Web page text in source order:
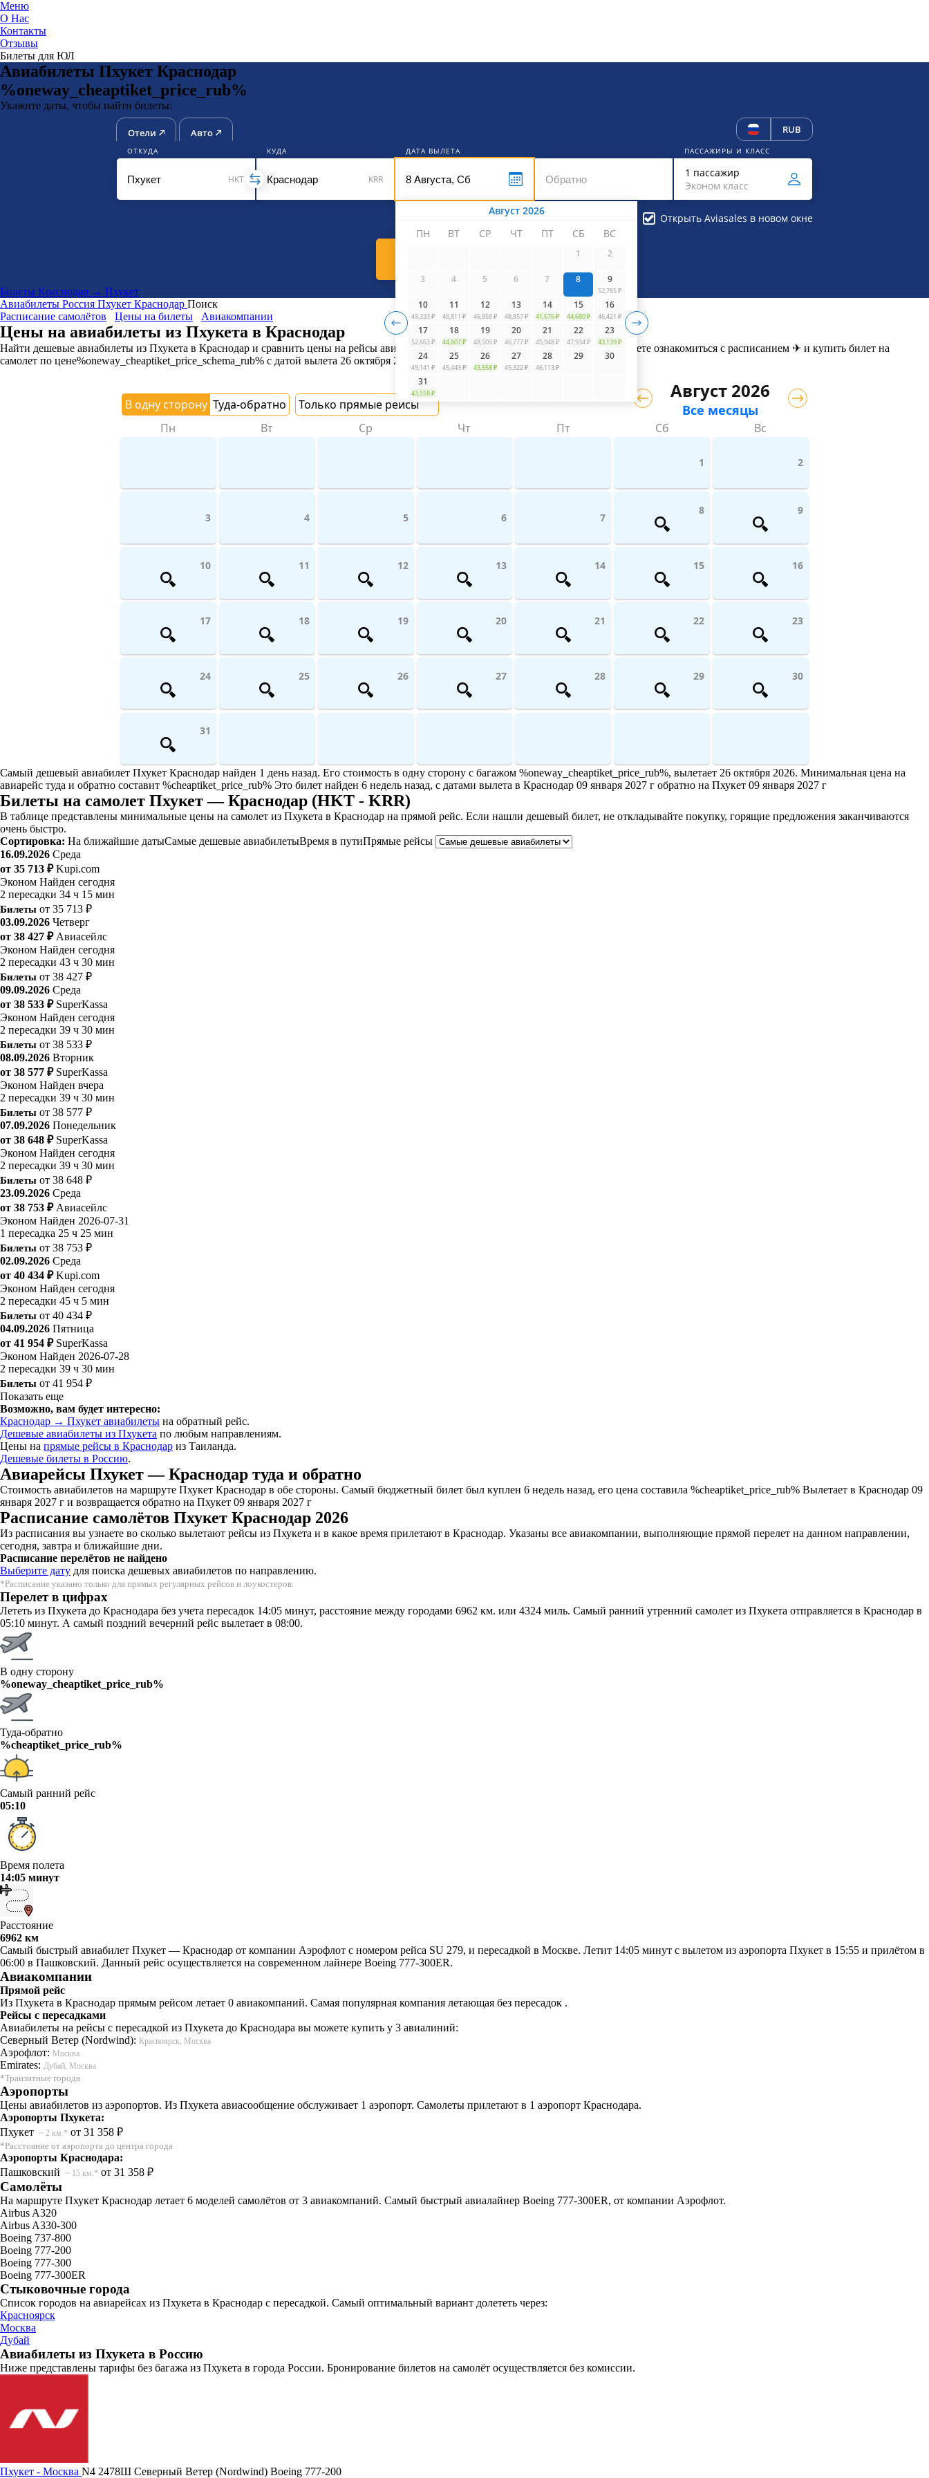
ЮниТикет
Меню
О Нас
Контакты
Отзывы
Билеты для ЮЛ
Авиабилеты Пхукет Краснодар
%oneway_cheaptiket_price_rub%
Укажите даты, чтобы найти билеты:
Отели Авто RUB
ОТКУДА
HKT
КУДА
KRR
ДАТА ВЫЛЕТА
Август 2026
ПН
ВТ СР ЧТ ПТ СБ ВС
1 2
3 4 5 6 7 8 9
52,785 ₽
10
49,333 ₽
11
48,811 ₽
12
46,858 ₽
13
48,857 ₽
14
41,676 ₽
15
44,680 ₽
16
46,421 ₽
17
52,663 ₽
18
44,807 ₽
19
48,509 ₽
20
46,777 ₽
21
45,948 ₽
22
47,934 ₽
23
43,139 ₽
24
49,141 ₽
25
45,443 ₽
26
43,558 ₽
27
45,322 ₽
28
46,113 ₽
29 30
31
43,558 ₽
ПАССАЖИРЫ И КЛАСС
1 пассажир
Эконом класс
Открыть Aviasales в новом окне
Билеты Краснодар → Пхукет
Авиабилеты Россия Пхукет Краснодар Поиск
Расписание самолётов
Цены на билеты Авиакомпании
Цены на авиабилеты из Пхукета в Краснодар
Найти дешевые авиабилеты из Пхукета в Краснодар и сравнить цены на рейсы авиакомпаний поможет UniTicket.ru. На сайте вы можете ознакомиться с расписанием ✈ и купить билет на
самолет по цене%oneway_cheaptiket_price_schema_rub% с датой вылета 26 октября 2026.
В одну сторону Туда-обратно Только прямые рейсы
Август 2026
Все месяцы
Пн Вт Ср Чт Пт Сб Вс
1 2
3 4 5 6 7
8 9
10 11 12 13 14 15 16
17 18 19 20 21 22 23
24 25 26 27 28 29 30
31
Самый дешевый авиабилет Пхукет Краснодар найден 1 день назад. Его стоимость в одну сторону с багажом %oneway_cheaptiket_price_rub%, вылетает 26 октября 2026. Минимальная цена на
авиарейс туда и обратно составит %cheaptiket_price_rub% Это билет найден 6 недель назад, с датами вылета в Краснодар 09 января 2027 г обратно на Пхукет 09 января 2027 г
Билеты на самолет Пхукет — Краснодар (HKT - KRR)
В таблице представлены минимальные цены на самолет из Пхукета в Краснодар на прямой рейс. Если нашли дешевый билет, не откладывайте покупку, горящие предложения заканчиваются
очень быстро.
Сортировка: На ближайшие датыСамые дешевые авиабилетыВремя в путиПрямые рейсы
16.09.2026 Среда
от 35 713 ₽ Kupi.com
Эконом Найден сегодня
2 пересадки 34 ч 15 мин
Билеты от 35 713 ₽
03.09.2026 Четверг
от 38 427 ₽ Авиасейлс
Эконом Найден сегодня
2 пересадки 43 ч 30 мин
Билеты от 38 427 ₽
09.09.2026 Среда
от 38 533 ₽ SuperKassa
Эконом Найден сегодня
2 пересадки 39 ч 30 мин
Билеты от 38 533 ₽
08.09.2026 Вторник
от 38 577 ₽ SuperKassa
Эконом Найден вчера
2 пересадки 39 ч 30 мин
Билеты от 38 577 ₽
07.09.2026 Понедельник
от 38 648 ₽ SuperKassa
Эконом Найден сегодня
2 пересадки 39 ч 30 мин
Билеты от 38 648 ₽
23.09.2026 Среда
от 38 753 ₽ Авиасейлс
Эконом Найден 2026-07-31
1 пересадка 25 ч 25 мин
Билеты от 38 753 ₽
02.09.2026 Среда
от 40 434 ₽ Kupi.com
Эконом Найден сегодня
2 пересадки 45 ч 5 мин
Билеты от 40 434 ₽
04.09.2026 Пятница
от 41 954 ₽ SuperKassa
Эконом Найден 2026-07-28
2 пересадки 39 ч 30 мин
Билеты от 41 954 ₽
Показать еще
Возможно, вам будет интересно:
Краснодар → Пхукет авиабилеты на обратный рейс.
Дешевые авиабилеты из Пхукета по любым направлениям.
Цены на прямые рейсы в Краснодар из Таиланда.
Дешевые билеты в Россию.
Авиарейсы Пхукет — Краснодар туда и обратно
Стоимость авиабилетов на маршруте Пхукет Краснодар в обе стороны. Самый бюджетный билет был куплен 6 недель назад, его цена составила %cheaptiket_price_rub% Вылетает в Краснодар 09
января 2027 г и возвращается обратно на Пхукет 09 января 2027 г
Расписание самолётов Пхукет Краснодар 2026
Из расписания вы узнаете во сколько вылетают рейсы из Пхукета и в какое время прилетают в Краснодар. Указаны все авиакомпании, выполняющие прямой перелет на данном направлении,
сегодня, завтра и ближайшие дни.
Расписание перелётов не найдено
Выберите дату для поиска дешевых авиабилетов по направлению.
*Расписание указано только для прямых регулярных рейсов и лоукостеров.
Перелет в цифрах
Лететь из Пхукета до Краснодара без учета пересадок 14:05 минут, расстояние между городами 6962 км. или 4324 миль. Самый ранний утренний самолет из Пхукета отправляется в Краснодар в
05:10 минут. А самый поздний вечерний рейс вылетает в 08:00.
В одну сторону
%oneway_cheaptiket_price_rub%
Туда-обратно
%cheaptiket_price_rub%
Самый ранний рейс
05:10
Время полета
14:05 минут
Расстояние
6962 км
Самый быстрый авиабилет Пхукет — Краснодар от компании Аэрофлот с номером рейса SU 279, и пересадкой в Москве. Летит 14:05 минут с вылетом из аэропорта Пхукет в 15:55 и прилётом в
06:00 в Пашковский. Данный рейс осуществляется на современном лайнере Boeing 777-300ER.
Авиакомпании
Прямой рейс
Из Пхукета в Краснодар прямым рейсом летает 0 авиакомпаний. Самая популярная компания летающая без пересадок .
Рейсы с пересадками
Авиабилеты на рейсы с пересадкой из Пхукета до Краснодара вы можете купить у 3 авиалиний:
Северный Ветер (Nordwind): Красноярск, Москва
Аэрофлот: Москва
Emirates: Дубай, Москва
*Транзитные города
Аэропорты
Цены авиабилетов из аэропортов. Из Пхукета авиасообщение обслуживает 1 аэропорт. Самолеты прилетают в 1 аэропорт Краснодара.
Аэропорты Пхукета:
Пхукет ~ 2 км.* от 31 358 ₽
*Расстояние от аэропорта до центра города
Аэропорты Краснодара:
Пашковский ~ 15 км.* от 31 358 ₽
Самолёты
На маршруте Пхукет Краснодар летает 6 моделей самолётов от 3 авиакомпаний. Самый быстрый авиалайнер Boeing 777-300ER, от компании Аэрофлот.
Airbus A320
Airbus A330-300
Boeing 737-800
Boeing 777-200
Boeing 777-300
Boeing 777-300ER
Стыковочные города
Список городов на авиарейсах из Пхукета в Краснодар с пересадкой. Самый оптимальный вариант долететь через:
Красноярск
Москва
Дубай
Авиабилеты из Пхукета в Россию
Ниже представлены тарифы без багажа из Пхукета в города России. Бронирование билетов на самолёт осуществляется без комиссии.
Пхукет - Москва N4 2478Ш Северный Ветер (Nordwind) Boeing 777-200